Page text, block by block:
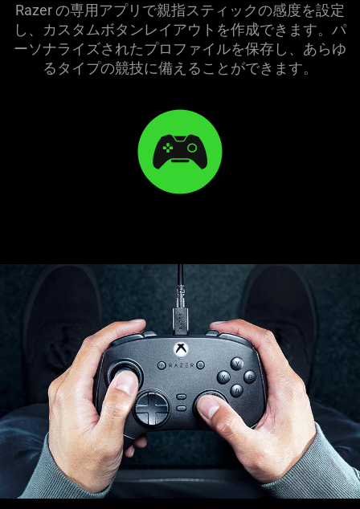
Razer の専用アプリで親指スティックの感度を設定
し、カスタムボタンレイアウトを作成できます。パ
ーソナライズされたプロファイルを保存し、あらゆ
るタイプの競技に備えることができ ます。